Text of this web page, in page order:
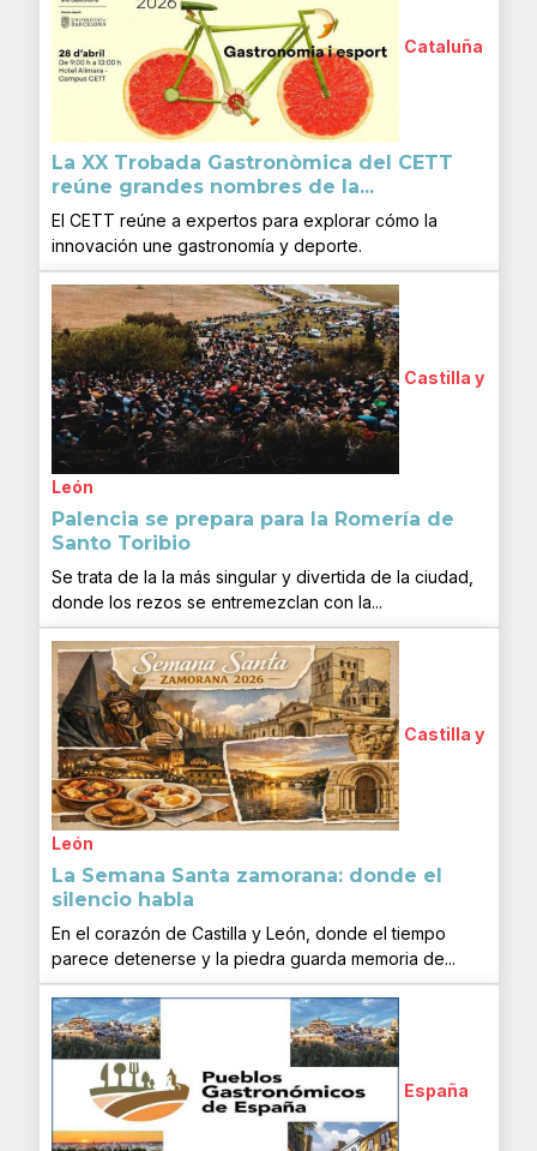
Cataluña
La XX Trobada Gastronòmica del CETT
reúne grandes nombres de la...
El CETT reúne a expertos para explorar cómo la
innovación une gastronomía y deporte.
Castilla y
León
Palencia se prepara para la Romería de
Santo Toribio
Se trata de la la más singular y divertida de la ciudad,
donde los rezos se entremezclan con la...
Castilla y
León
La Semana Santa zamorana: donde el
silencio habla
En el corazón de Castilla y León, donde el tiempo
parece detenerse y la piedra guarda memoria de...
España